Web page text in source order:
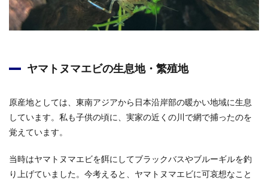
ヤマトヌマエビの生息地・繁殖地
原産地としては、東南アジアから日本沿岸部の暖かい地域に生息
しています。私も子供の頃に、実家の近くの川で網で捕ったのを
覚えています。
当時はヤマトヌマエビを餌にしてブラックバスやブルーギルを釣
り上げていました。今考えると、ヤマトヌマエビに可哀想なこと